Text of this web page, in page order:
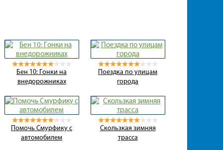
Бен 10: Гонки на
внедорожниках
Поездка по улицам
города
Помочь Смурфику с
автомобилем
Скользкая зимняя
трасса